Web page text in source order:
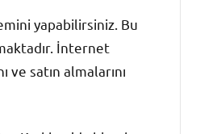
yapabilirsiniz. Bu
İnternet
ve satın almalarını